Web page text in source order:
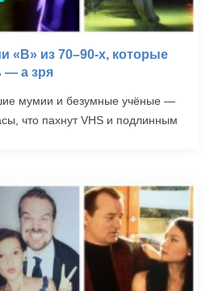
«B» из 70–90-х, которые
— а зря
мумии и безумные учёные —
что пахнут VHS и подлинным